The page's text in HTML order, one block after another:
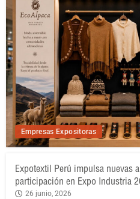
Empresas Expositoras
Expotextil Perú impulsa nuevas
participación en Expo Industria
26 junio, 2026